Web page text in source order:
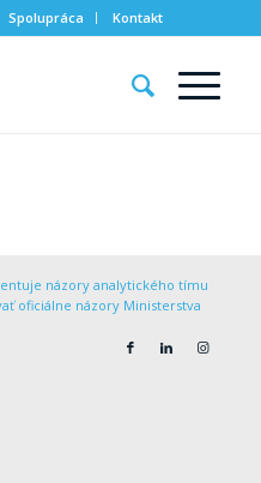
Spolupráca Kontakt
názory analytického tímu
oficiálne názory Ministerstva